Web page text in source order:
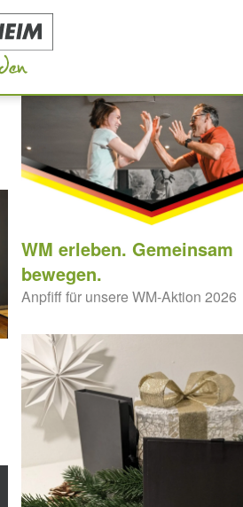
WM erleben. Gemeinsam
bewegen.
Anpfiff für unsere WM-Aktion 2026